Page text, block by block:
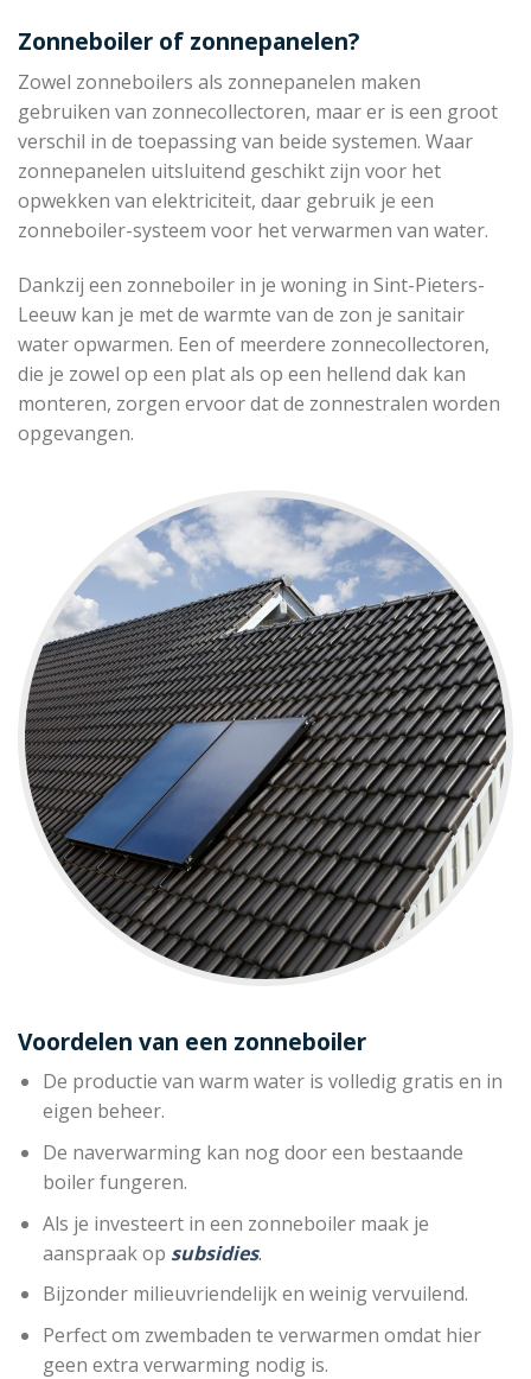
Zonneboiler of zonnepanelen?
Zowel zonneboilers als zonnepanelen maken
gebruiken van zonnecollectoren, maar er is een groot
verschil in de toepassing van beide systemen. Waar
zonnepanelen uitsluitend geschikt zijn voor het
opwekken van elektriciteit, daar gebruik je een
zonneboiler-systeem voor het verwarmen van water.
Dankzij een zonneboiler in je woning in Sint-Pieters-
Leeuw kan je met de warmte van de zon je sanitair
water opwarmen. Een of meerdere zonnecollectoren,
die je zowel op een plat als op een hellend dak kan
monteren, zorgen ervoor dat de zonnestralen worden
opgevangen.
Voordelen van een zonneboiler
De productie van warm water is volledig gratis en in
eigen beheer.
De naverwarming kan nog door een bestaande
boiler fungeren.
Als je investeert in een zonneboiler maak je
aanspraak op subsidies.
Bijzonder milieuvriendelijk en weinig vervuilend.
Perfect om zwembaden te verwarmen omdat hier
geen extra verwarming nodig is.